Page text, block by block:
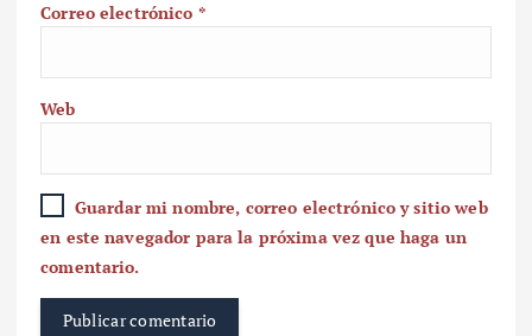
Correo electrónico *
Web
Guardar mi nombre, correo electrónico y sitio web
en este navegador para la próxima vez que haga un
comentario.